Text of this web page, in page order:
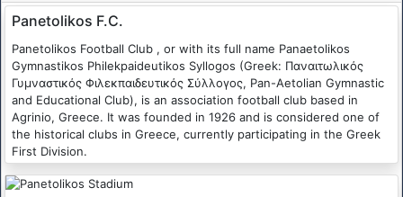
Panetolikos F.C.
Panetolikos Football Club , or with its full name Panaetolikos
Gymnastikos Philekpaideutikos Syllogos (Greek: Παναιτωλικός
Γυμναστικός Φιλεκπαιδευτικός Σύλλογος, Pan-Aetolian Gymnastic
and Educational Club), is an association football club based in
Agrinio, Greece. It was founded in 1926 and is considered one of
the historical clubs in Greece, currently participating in the Greek
First Division.